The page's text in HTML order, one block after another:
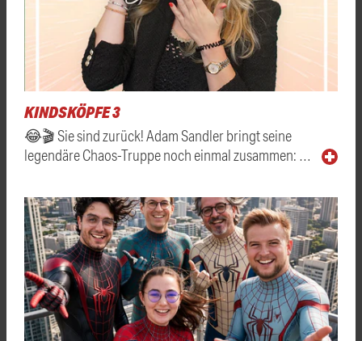
KINDSKÖPFE 3
😂🎬 Sie sind zurück! Adam Sandler bringt seine
legendäre Chaos-Truppe noch einmal zusammen: …